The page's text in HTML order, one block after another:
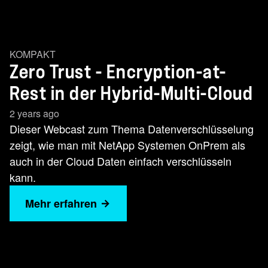
KOMPAKT
Zero Trust - Encryption-at-
Rest in der Hybrid-Multi-Cloud
2 years ago
Dieser Webcast zum Thema Datenverschlüsselung
zeigt, wie man mit NetApp Systemen OnPrem als
auch in der Cloud Daten einfach verschlüsseln
kann.
Mehr erfahren